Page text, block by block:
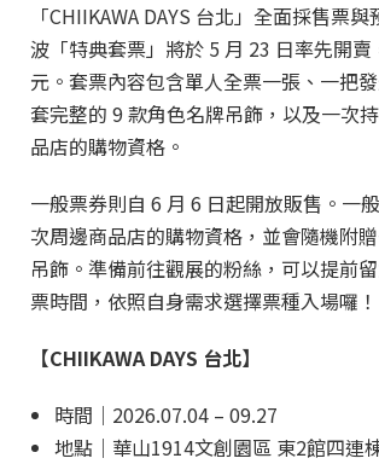
「CHIIKAWA DAYS 台北」全面採售票
波「特典套票」將於 5 月 23 日率先開
元。套票內容包含單人全票一張、一把
套完整的 9 款角色名牌吊飾，以及一次
品店的購物資格。
一般票券則自 6 月 6 日起開放販售。一
次周邊商品店的購物資格，並會隨機附
吊飾。準備前往觀展的粉絲，可以提前
票時間，依照自身需求選擇票種入場囉！
【CHIIKAWA DAYS 台北】
時間｜2026.07.04 – 09.27
地點｜華山1914文創園區 東2館四連